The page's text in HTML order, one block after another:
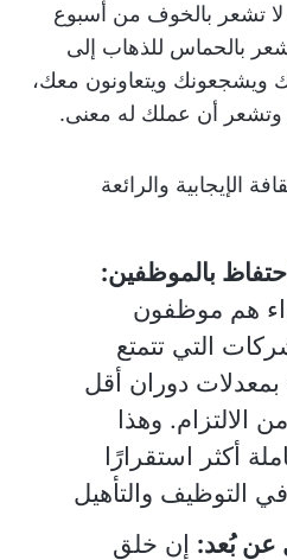
لا تشعر بالخوف من أسبوع
بالحماس للذهاب إلى
ويشجعونك ويتعاونون معك،
أن عملك له معنى.
الإيجابية والرائعة
بالموظفين:
هم موظفون
التي تتمتع
بمعدلات دوران أقل
الالتزام. وهذا
أكثر استقرارًا
التوظيف والتأهيل
عن بُعد: إن خلق